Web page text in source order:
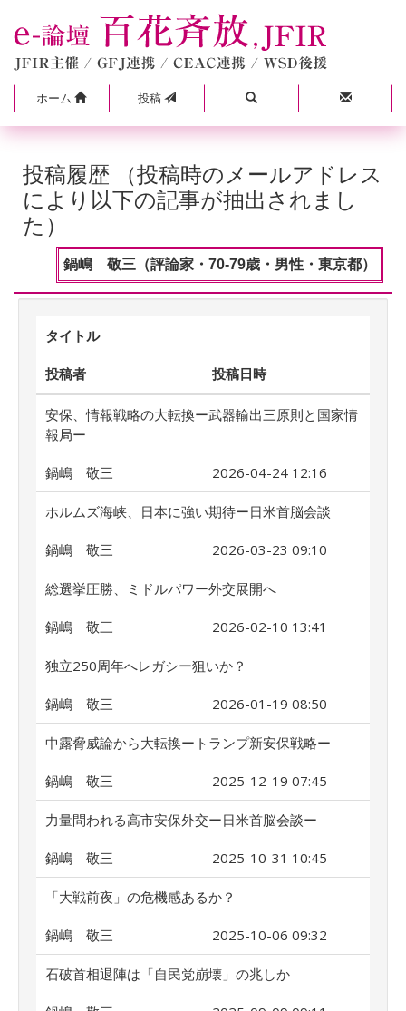
ホーム 投稿
投稿履歴 （投稿時のメールアドレス
により以下の記事が抽出されまし
た）
鍋嶋 敬三（評論家・70-79歳・男性・東京都）
タイトル
投稿者 投稿日時
安保、情報戦略の大転換ー武器輸出三原則と国家情
報局ー
鍋嶋 敬三 2026-04-24 12:16
ホルムズ海峡、日本に強い期待ー日米首脳会談
鍋嶋 敬三 2026-03-23 09:10
総選挙圧勝、ミドルパワー外交展開へ
鍋嶋 敬三 2026-02-10 13:41
独立250周年へレガシー狙いか？
鍋嶋 敬三 2026-01-19 08:50
中露脅威論から大転換ートランプ新安保戦略ー
鍋嶋 敬三 2025-12-19 07:45
力量問われる高市安保外交ー日米首脳会談ー
鍋嶋 敬三 2025-10-31 10:45
「大戦前夜」の危機感あるか？
鍋嶋 敬三 2025-10-06 09:32
石破首相退陣は「自民党崩壊」の兆しか